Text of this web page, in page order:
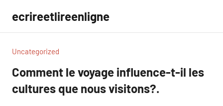
contenu
ecrireetlireenligne
Uncategorized
Comment le voyage influence-t-il les
cultures que nous visitons?.